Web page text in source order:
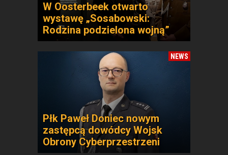
W Oosterbeek otwarto
wystawę „Sosabowski:
Rodzina podzielona wojną”
NEWS
Płk Paweł Doniec nowym
zastępcą dowódcy Wojsk
Obrony Cyberprzestrzeni